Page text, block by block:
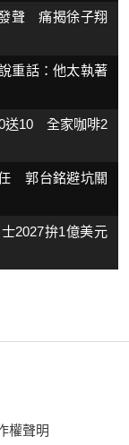
聲 痛揭徐子翔
重話：他太執著
送10 全家咖啡2
郭台銘避坑關
2027拚1億美元
權聲明